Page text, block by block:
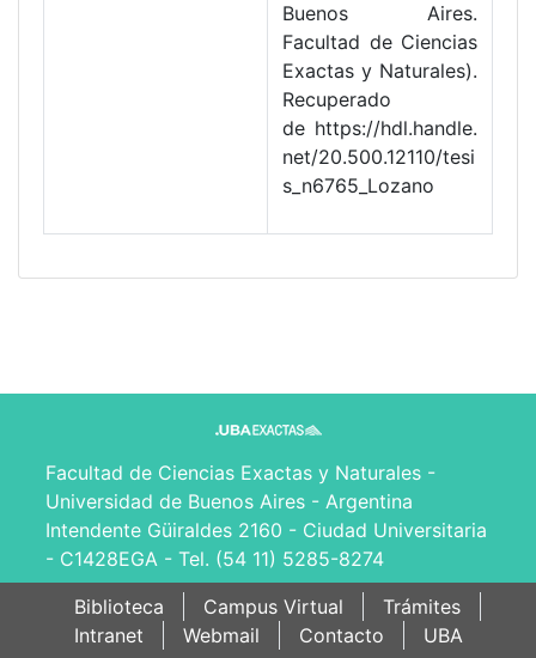
Buenos Aires.
Facultad de Ciencias
Exactas y Naturales).
Recuperado
de https://hdl.handle.
net/20.500.12110/tesi
s_n6765_Lozano
Facultad de Ciencias Exactas y Naturales -
Universidad de Buenos Aires - Argentina
Intendente Güiraldes 2160 - Ciudad Universitaria
- C1428EGA - Tel. (54 11) 5285-8274
Biblioteca
Campus Virtual
Trámites
Intranet
Webmail Contacto UBA